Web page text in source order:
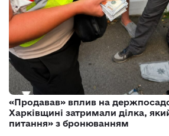
«Продавав» вплив на
Харківщині затримали ділка,
питання» з бронюванням